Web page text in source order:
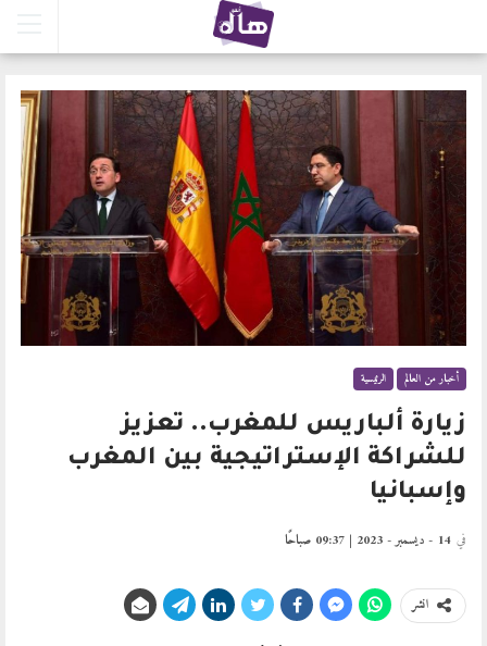
أخبار من العالم الرئيسية
زيارة ألباريس للمغرب.. تعزيز
للشراكة الإستراتيجية بين المغرب
وإسبانيا
في 14 - ديسمبر - 2023 | 09:37 صباحًا
انشر